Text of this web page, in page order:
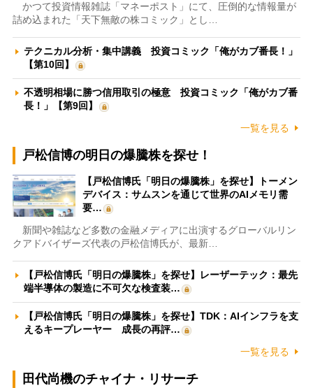
かつて投資情報雑誌「マネーポスト」にて、圧倒的な情報量が
詰め込まれた「天下無敵の株コミック」とし…
テクニカル分析・集中講義 投資コミック「俺がカブ番長！」
【第10回】
不透明相場に勝つ信用取引の極意 投資コミック「俺がカブ番
長！」【第9回】
一覧を見る
戸松信博の明日の爆騰株を探せ！
【戸松信博氏「明日の爆騰株」を探せ】トーメン
デバイス：サムスンを通じて世界のAIメモリ需
要…
新聞や雑誌など多数の金融メディアに出演するグローバルリン
クアドバイザーズ代表の戸松信博氏が、最新…
【戸松信博氏「明日の爆騰株」を探せ】レーザーテック：最先
端半導体の製造に不可欠な検査装…
【戸松信博氏「明日の爆騰株」を探せ】TDK：AIインフラを支
えるキープレーヤー 成長の再評…
一覧を見る
田代尚機のチャイナ・リサーチ